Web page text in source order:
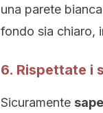
una parete
fondo sia chiaro,
6. Rispettate i
Sicuramente